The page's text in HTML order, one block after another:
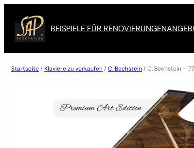
Inhalt
springen
BEISPIELE FÜR RENOVIERUNGEN
Startseite/ Klaviere zu verkaufen/ C. Bechstein/ C. Bechstein –